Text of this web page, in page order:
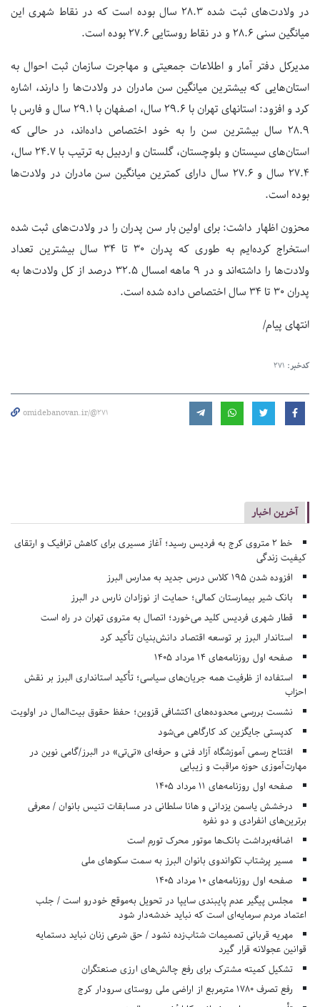
در ولادت‌های ثبت شده ۲۸.۳ سال بوده است که در نقاط شهری این
میانگین سنی ۲۸.۶ و در نقاط روستایی ۲۷.۶ بوده است.
مدیرکل دفتر آمار و اطلاعات جمعیتی و مهاجرت سازمان ثبت احوال به
استان‌هایی که بیشترین میانگین سن مادران در ولادت‌ها را دارند، اشاره
کرد و افزود: استانهای تهران با ۲۹.۶ سال، اصفهان با ۲۹.۱ سال و فارس با
۲۸.۹ سال بیشترین سن را به خود اختصاص داده‌اند، در حالی که
استان‌های سیستان و بلوچستان، گلستان و اردبیل به ترتیب با ۲۴.۷ سال،
۲۷.۴ سال و ۲۷.۶ سال دارای کمترین میانگین سن مادران در ولادت‌ها
بوده است.
محزون اظهار داشت: برای اولین بار سن پدران را در ولادت‌های ثبت شده
استخراج کرده‌ایم به طوری که پدران ۳۰ تا ۳۴ سال بیشترین تعداد
ولادت‌ها را داشته‌اند و در ۹ ماهه امسال ۳۲.۵ درصد از کل ولادت‌ها به
پدران ۳۰ تا ۳۴ سال اختصاص داده شده است.
انتهای پیام/
کدخبر: 271
omidebanovan.ir/@271
آخرین اخبار
خط ۲ متروی کرج به فردیس رسید؛ آغاز مسیری برای کاهش ترافیک و ارتقای
کیفیت زندگی
افزوده شدن ۱۹۵ کلاس درس جدید به مدارس البرز
بانک شیر بیمارستان کمالی؛ حمایت از نوزادان نارس در البرز
قطار شهری فردیس کلید می‌خورد؛ اتصال به متروی تهران در راه است
استاندار البرز بر توسعه اقتصاد دانش‌بنیان تأکید کرد
صفحه اول روزنامه‌های 14 مرداد 1405
استفاده از ظرفیت همه جریان‌های سیاسی؛ تأکید استانداری البرز بر نقش
احزاب
نشست بررسی محدوده‌های اکتشافی قزوین؛ حفظ حقوق بیت‌المال در اولویت
کدپستی جایگزین کد کارگاهی می‌شود
افتتاح رسمی آموزشگاه آزاد فنی و حرفه‌ای «تی‌تی» در البرز/گامی نوین در
مهارت‌آموزی حوزه مراقبت و زیبایی
صفحه اول روزنامه‌های 11 مرداد 1405
درخشش یاسمن یزدانی و هانا سلطانی در مسابقات تنیس بانوان / معرفی
برترین‌های انفرادی و دو نفره
اضافه‌برداشت بانک‌ها موتور محرک تورم است
مسیر پرشتاب تکواندوی بانوان البرز به سمت سکوهای ملی
صفحه اول روزنامه‌های 10 مرداد 1405
مجلس پیگیر عدم پایبندی سایپا در تحویل به‌موقع خودرو است / جلب
اعتماد مردم سرمایه‌ای است که نباید خدشه‌دار شود
مهریه قربانی تصمیمات شتاب‌زده نشود / حق شرعی زنان نباید دستمایه
قوانین عجولانه قرار گیرد
تشکیل کمیته مشترک برای رفع چالش‌های ارزی صنعتگران
رفع تصرف ۱۷۸۰ مترمربع از اراضی ملی روستای سرودار کرج